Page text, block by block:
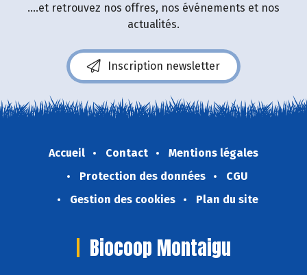
....et retrouvez nos offres, nos événements et nos
actualités.
Inscription newsletter
Accueil Contact
Mentions légales
Protection des données
CGU
Gestion des cookies
Plan du site
Biocoop Montaigu